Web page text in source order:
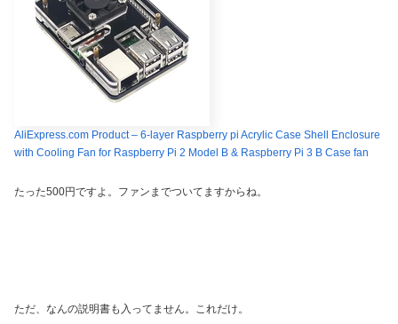
AliExpress.com Product – 6-layer Raspberry pi Acrylic Case Shell Enclosure
with Cooling Fan for Raspberry Pi 2 Model B & Raspberry Pi 3 B Case fan
たった500円ですよ。ファンまでついてますからね。
ただ、なんの説明書も入ってません。これだけ。